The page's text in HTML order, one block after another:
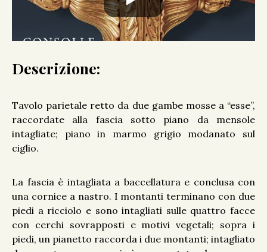
Descrizione:
Tavolo parietale retto da due gambe mosse a “esse”,
raccordate alla fascia sotto piano da mensole
intagliate; piano in marmo grigio modanato sul
ciglio.
La fascia è intagliata a baccellatura e conclusa con
una cornice a nastro. I montanti terminano con due
piedi a ricciolo e sono intagliati sulle quattro facce
con cerchi sovrapposti e motivi vegetali; sopra i
piedi, un pianetto raccorda i due montanti; intagliato